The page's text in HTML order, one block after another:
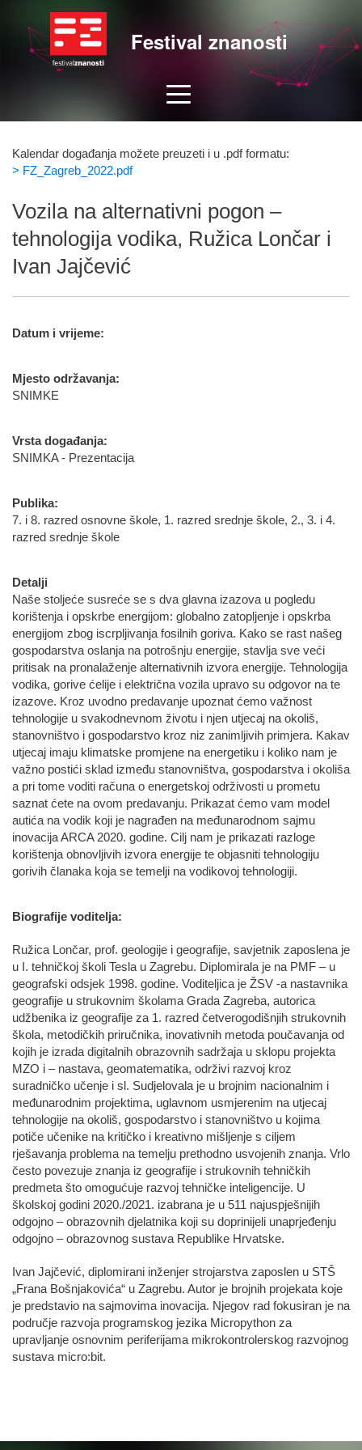
Festival znanosti
Kalendar događanja možete preuzeti i u .pdf formatu:
> FZ_Zagreb_2022.pdf
Vozila na alternativni pogon –
tehnologija vodika, Ružica Lončar i
Ivan Jajčević
Datum i vrijeme:
Mjesto održavanja:
SNIMKE
Vrsta događanja:
SNIMKA - Prezentacija
Publika:
7. i 8. razred osnovne škole, 1. razred srednje škole, 2., 3. i 4.
razred srednje škole
Detalji
Naše stoljeće susreće se s dva glavna izazova u pogledu
korištenja i opskrbe energijom: globalno zatopljenje i opskrba
energijom zbog iscrpljivanja fosilnih goriva. Kako se rast našeg
gospodarstva oslanja na potrošnju energije, stavlja sve veći
pritisak na pronalaženje alternativnih izvora energije. Tehnologija
vodika, gorive ćelije i električna vozila upravo su odgovor na te
izazove. Kroz uvodno predavanje upoznat ćemo važnost
tehnologije u svakodnevnom životu i njen utjecaj na okoliš,
stanovništvo i gospodarstvo kroz niz zanimljivih primjera. Kakav
utjecaj imaju klimatske promjene na energetiku i koliko nam je
važno postići sklad između stanovništva, gospodarstva i okoliša
a pri tome voditi računa o energetskoj održivosti u prometu
saznat ćete na ovom predavanju. Prikazat ćemo vam model
autića na vodik koji je nagrađen na međunarodnom sajmu
inovacija ARCA 2020. godine. Cilj nam je prikazati razloge
korištenja obnovljivih izvora energije te objasniti tehnologiju
gorivih članaka koja se temelji na vodikovoj tehnologiji.
Biografije voditelja:
Ružica Lončar, prof. geologije i geografije, savjetnik zaposlena je
u I. tehničkoj školi Tesla u Zagrebu. Diplomirala je na PMF – u
geografski odsjek 1998. godine. Voditeljica je ŽSV -a nastavnika
geografije u strukovnim školama Grada Zagreba, autorica
udžbenika iz geografije za 1. razred četverogodišnjih strukovnih
škola, metodičkih priručnika, inovativnih metoda poučavanja od
kojih je izrada digitalnih obrazovnih sadržaja u sklopu projekta
MZO i – nastava, geomatematika, održivi razvoj kroz
suradničko učenje i sl. Sudjelovala je u brojnim nacionalnim i
međunarodnim projektima, uglavnom usmjerenim na utjecaj
tehnologije na okoliš, gospodarstvo i stanovništvo u kojima
potiče učenike na kritičko i kreativno mišljenje s ciljem
rješavanja problema na temelju prethodno usvojenih znanja. Vrlo
često povezuje znanja iz geografije i strukovnih tehničkih
predmeta što omogućuje razvoj tehničke inteligencije. U
školskoj godini 2020./2021. izabrana je u 511 najuspješnijih
odgojno – obrazovnih djelatnika koji su doprinijeli unaprjeđenju
odgojno – obrazovnog sustava Republike Hrvatske.
Ivan Jajčević, diplomirani inženjer strojarstva zaposlen u STŠ
„Frana Bošnjakovića“ u Zagrebu. Autor je brojnih projekata koje
je predstavio na sajmovima inovacija. Njegov rad fokusiran je na
područje razvoja programskog jezika Micropython za
upravljanje osnovnim periferijama mikrokontrolerskog razvojnog
sustava micro:bit.